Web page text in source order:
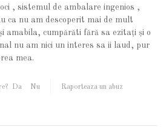
, sistemul de ambalare ingenios ,
ca nu am descoperit mai de mult
amabila, cumpărăti fără sa ezitați și o
nu am nici un interes sa ii laud, pur
mea.
Da Nu Raporteaza un abuz